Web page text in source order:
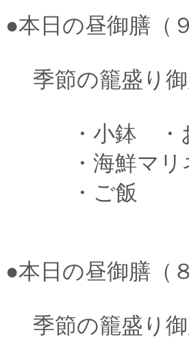
●本日の昼御膳（
季節の籠盛り
・小鉢 ・お
・海鮮マリ
・ご飯 ・
●本日の昼御膳（
季節の籠盛り